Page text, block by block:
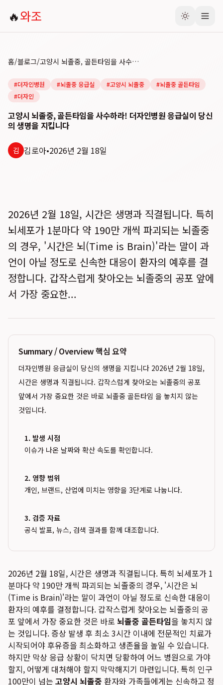
🔥와조
홈/블로그/ 고양시 뇌졸중, 골든타임을 사수하라! 더자인병원 응급실이 당신의 생명을 지킵니다
#더자인병원 #뇌졸중 응급실 #고양시 뇌졸중 #뇌졸중 골든타임
#더자인
고양시 뇌졸중, 골든타임을 사수하라! 더자인병원 응급실이 당신
의 생명을 지킵니다
김 김로아•2026년 2월 18일
2026년 2월 18일, 시간은 생명과 직결됩니다. 특히
뇌세포가 1분마다 약 190만 개씩 파괴되는 뇌졸중
의 경우, '시간은 뇌(Time is Brain)'라는 말이 과
언이 아닐 정도로 신속한 대응이 환자의 예후를 결
정합니다. 갑작스럽게 찾아오는 뇌졸중의 공포 앞에
서 가장 중요한...
Summary / Overview 핵심 요약
더자인병원 응급실이 당신의 생명을 지킵니다 2026년 2월 18일,
시간은 생명과 직결됩니다. 갑작스럽게 찾아오는 뇌졸중의 공포
앞에서 가장 중요한 것은 바로 뇌졸중 골든타임 을 놓치지 않는
것입니다.
1. 발생 시점
이슈가 나온 날짜와 확산 속도를 확인합니다.
2. 영향 범위
개인, 브랜드, 산업에 미치는 영향을 3단계로 나눕니다.
3. 검증 자료
공식 발표, 뉴스, 검색 결과를 함께 대조합니다.
2026년 2월 18일, 시간은 생명과 직결됩니다. 특히 뇌세포가 1
분마다 약 190만 개씩 파괴되는 뇌졸중의 경우, '시간은 뇌
(Time is Brain)'라는 말이 과언이 아닐 정도로 신속한 대응이
환자의 예후를 결정합니다. 갑작스럽게 찾아오는 뇌졸중의 공
포 앞에서 가장 중요한 것은 바로 뇌졸중 골든타임을 놓치지 않
는 것입니다. 증상 발생 후 최소 3시간 이내에 전문적인 치료가
시작되어야 후유증을 최소화하고 생존율을 높일 수 있습니다.
하지만 막상 응급 상황이 닥치면 당황하여 어느 병원으로 가야
할지, 어떻게 대처해야 할지 막막해지기 마련입니다. 특히 인구
100만이 넘는 고양시 뇌졸중 환자와 가족들에게는 신속하고 정